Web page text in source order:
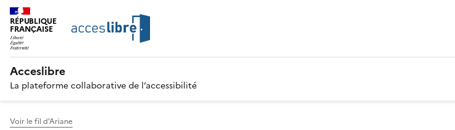
RÉPUBLIQUE
FRANÇAISE
Acceslibre
La plateforme collaborative de l’accessibilité
Voir le fil d'Ariane